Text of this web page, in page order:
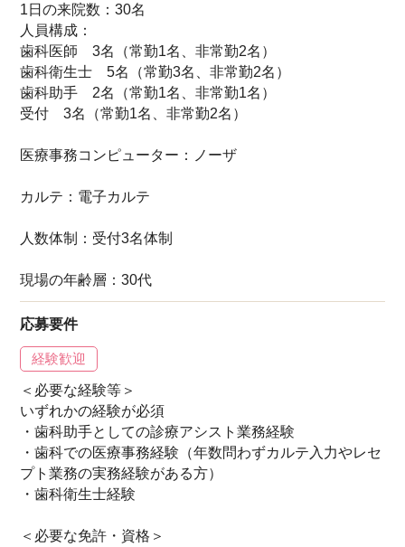
1日の来院数：30名
人員構成：
歯科医師 3名（常勤1名、非常勤2名）
歯科衛生士 5名（常勤3名、非常勤2名）
歯科助手 2名（常勤1名、非常勤1名）
受付 3名（常勤1名、非常勤2名）
医療事務コンピューター：ノーザ
カルテ：電子カルテ
人数体制：受付3名体制
現場の年齢層：30代
応募要件
経験歓迎
＜必要な経験等＞
いずれかの経験が必須
・歯科助手としての診療アシスト業務経験
・歯科での医療事務経験（年数問わずカルテ入力やレセ
プト業務の実務経験がある方）
・歯科衛生士経験
＜必要な免許・資格＞